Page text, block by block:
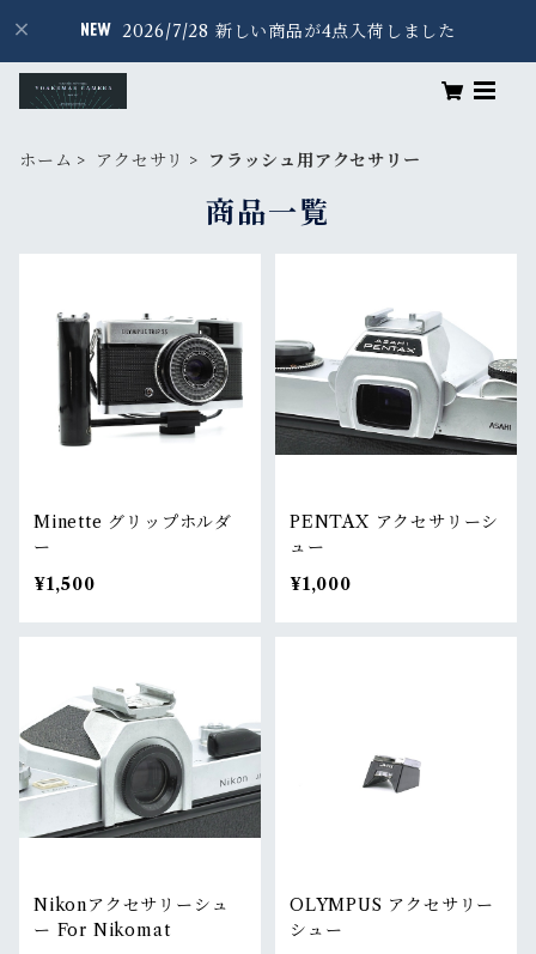
2026/7/28 新しい商品が4点入荷しました
ホーム アクセサリ フラッシュ用アクセサリー
商品一覧
Minette グリップホルダ
ー
¥1,500
PENTAX アクセサリーシ
ュー
¥1,000
Nikonアクセサリーシュ
ー For Nikomat
OLYMPUS アクセサリー
シュー